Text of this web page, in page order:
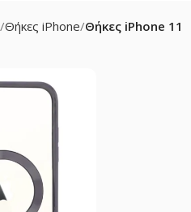
Θήκες iPhone Θήκες iPhone 11